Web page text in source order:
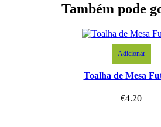
Também pode
Adicionar
Toalha de Mesa
€4.20